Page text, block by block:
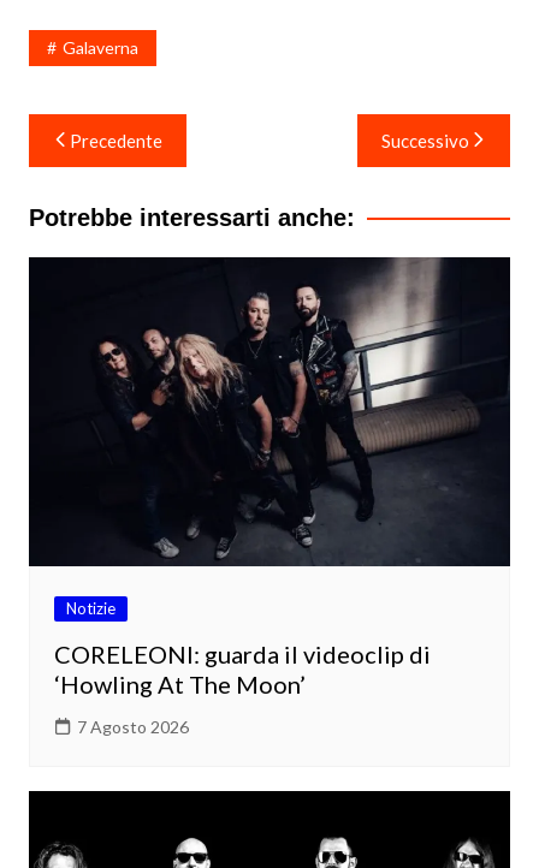
Galaverna
Navigazione
articoli
Precedente Successivo
Potrebbe interessarti anche:
Notizie
CORELEONI: guarda il videoclip di
‘Howling At The Moon’
7 Agosto 2026